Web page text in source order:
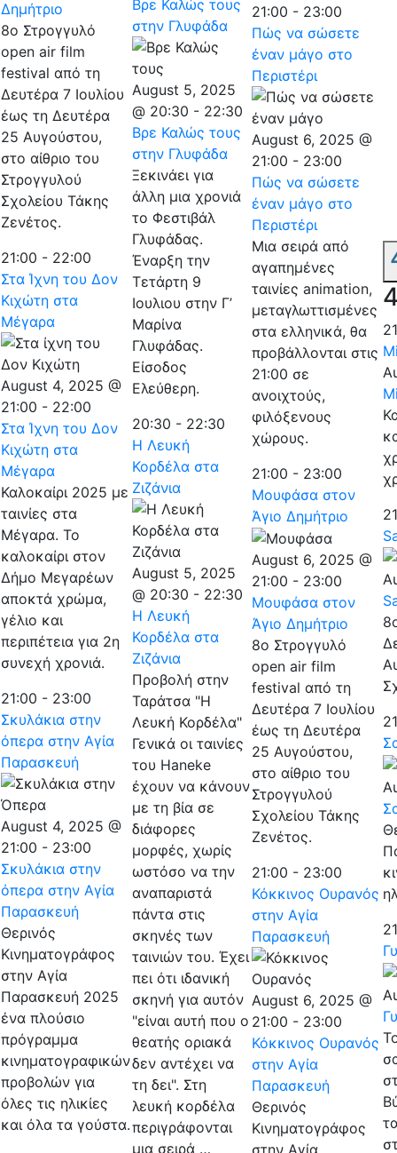
Δημήτριο
8ο Στρογγυλό
open air film
festival από τη
Δευτέρα 7 Ιουλίου
έως τη Δευτέρα
25 Αυγούστου,
στο αίθριο του
Στρογγυλού
Σχολείου Τάκης
Ζενέτος.
21:00 - 22:00
Στα Ίχνη του Δον
Κιχώτη στα
Μέγαρα
August 4, 2025 @
21:00 - 22:00
Στα Ίχνη του Δον
Κιχώτη στα
Μέγαρα
Καλοκαίρι 2025 με
ταινίες στα
Μέγαρα. Το
καλοκαίρι στον
Δήμο Μεγαρέων
αποκτά χρώμα,
γέλιο και
περιπέτεια για 2η
συνεχή χρονιά.
21:00 - 23:00
Σκυλάκια στην
όπερα στην Αγία
Παρασκευή
August 4, 2025 @
21:00 - 23:00
Σκυλάκια στην
όπερα στην Αγία
Παρασκευή
Θερινός
Κινηματογράφος
στην Αγία
Παρασκευή 2025
ένα πλούσιο
πρόγραμμα
κινηματογραφικών
προβολών για
όλες τις ηλικίες
και όλα τα γούστα.
Βρε Καλώς τους
στην Γλυφάδα
August 5, 2025
@ 20:30 - 22:30
Βρε Καλώς τους
στην Γλυφάδα
Ξεκινάει για
άλλη μια χρονιά
το Φεστιβάλ
Γλυφάδας.
Έναρξη την
Τετάρτη 9
Ιουλιου στην Γ’
Μαρίνα
Γλυφάδας.
Είσοδος
Ελεύθερη.
20:30 - 22:30
Η Λευκή
Κορδέλα στα
Ζιζάνια
August 5, 2025
@ 20:30 - 22:30
Η Λευκή
Κορδέλα στα
Ζιζάνια
Προβολή στην
Ταράτσα "Η
Λευκή Κορδέλα"
Γενικά οι ταινίες
του Haneke
έχουν να κάνουν
με τη βία σε
διάφορες
μορφές, χωρίς
ωστόσο να την
αναπαριστά
πάντα στις
σκηνές των
ταινιών του. Έχει
πει ότι ιδανική
σκηνή για αυτόν
"είναι αυτή που ο
θεατής οριακά
δεν αντέχει να
τη δει". Στη
λευκή κορδέλα
περιγράφονται
μια σειρά …
21:00 - 23:00
Πώς να σώσετε
έναν μάγο στο
Περιστέρι
August 6, 2025 @
21:00 - 23:00
Πώς να σώσετε
έναν μάγο στο
Περιστέρι
Μια σειρά από
αγαπημένες
ταινίες animation,
μεταγλωττισμένες
στα ελληνικά, θα
προβάλλονται στις
21:00 σε
ανοιχτούς,
φιλόξενους
χώρους.
21:00 - 23:00
Μουφάσα στον
Άγιο Δημήτριο
August 6, 2025 @
21:00 - 23:00
Μουφάσα στον
Άγιο Δημήτριο
8ο Στρογγυλό
open air film
festival από τη
Δευτέρα 7 Ιουλίου
έως τη Δευτέρα
25 Αυγούστου,
στο αίθριο του
Στρογγυλού
Σχολείου Τάκης
Ζενέτος.
21:00 - 23:00
Κόκκινος Ουρανός
στην Αγία
Παρασκευή
August 6, 2025 @
21:00 - 23:00
Κόκκινος Ουρανός
στην Αγία
Παρασκευή
Θερινός
Κινηματογράφος